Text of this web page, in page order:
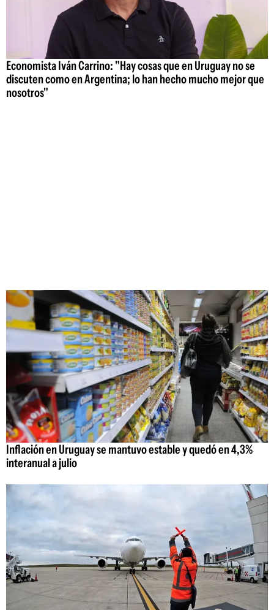
Economista Iván Carrino: "Hay cosas que en Uruguay no se
discuten como en Argentina; lo han hecho mucho mejor que
nosotros"
Inflación en Uruguay se mantuvo estable y quedó en 4,3%
interanual a julio